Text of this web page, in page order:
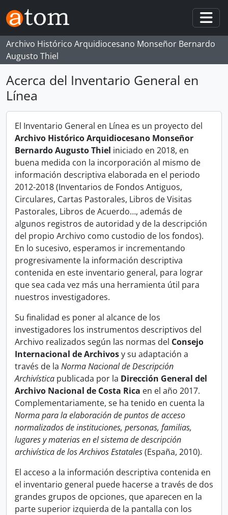
Skip to main content
Archivo Histórico Arquidiocesano Monseñor Bernardo
Augusto Thiel
Acerca del Inventario General en
Línea
El Inventario General en Línea es un proyecto del
Archivo Histórico Arquidiocesano Monseñor
Bernardo Augusto Thiel iniciado en 2018, en
buena medida con la incorporación al mismo de
información descriptiva elaborada en el periodo
2012-2018 (Inventarios de Fondos Antiguos,
Circulares, Cartas Pastorales, Libros de Visitas
Pastorales, Libros de Acuerdo…, además de
algunos registros de autoridad y de la descripción
del propio Archivo como custodio de los fondos).
En lo sucesivo, esperamos ir incrementando
progresivamente la información descriptiva
contenida en este inventario general, para lograr
que sea cada vez más una herramienta útil para
nuestros investigadores.
Su finalidad es poner al alcance de los
investigadores los instrumentos descriptivos del
Archivo realizados según las normas del Consejo
Internacional de Archivosy su adaptación a
través de la Norma Nacional de Descripción
Archivística publicada por la Dirección General del
Archivo Nacional de Costa Rica en el año 2017.
Complementariamente, se ha tenido en cuenta la
Norma para la elaboración de puntos de acceso
normalizados de instituciones, personas, familias,
lugares y materias en el sistema de descripción
archivística de los Archivos Estatales(España, 2010).
El acceso a la información descriptiva contenida en
el inventario general puede hacerse a través de dos
grandes grupos de opciones, que aparecen en la
parte superior izquierda de la pantalla con los